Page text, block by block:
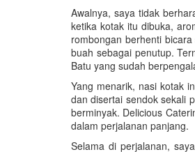
Awalnya, saya tidak
ketika kotak itu dibuka,
rombongan berhenti
buah sebagai penutup.
Batu yang sudah
Yang menarik, nasi kotak
dan disertai sendok sekali
berminyak. Delicious
dalam perjalanan panjang.
Selama di perjalanan,